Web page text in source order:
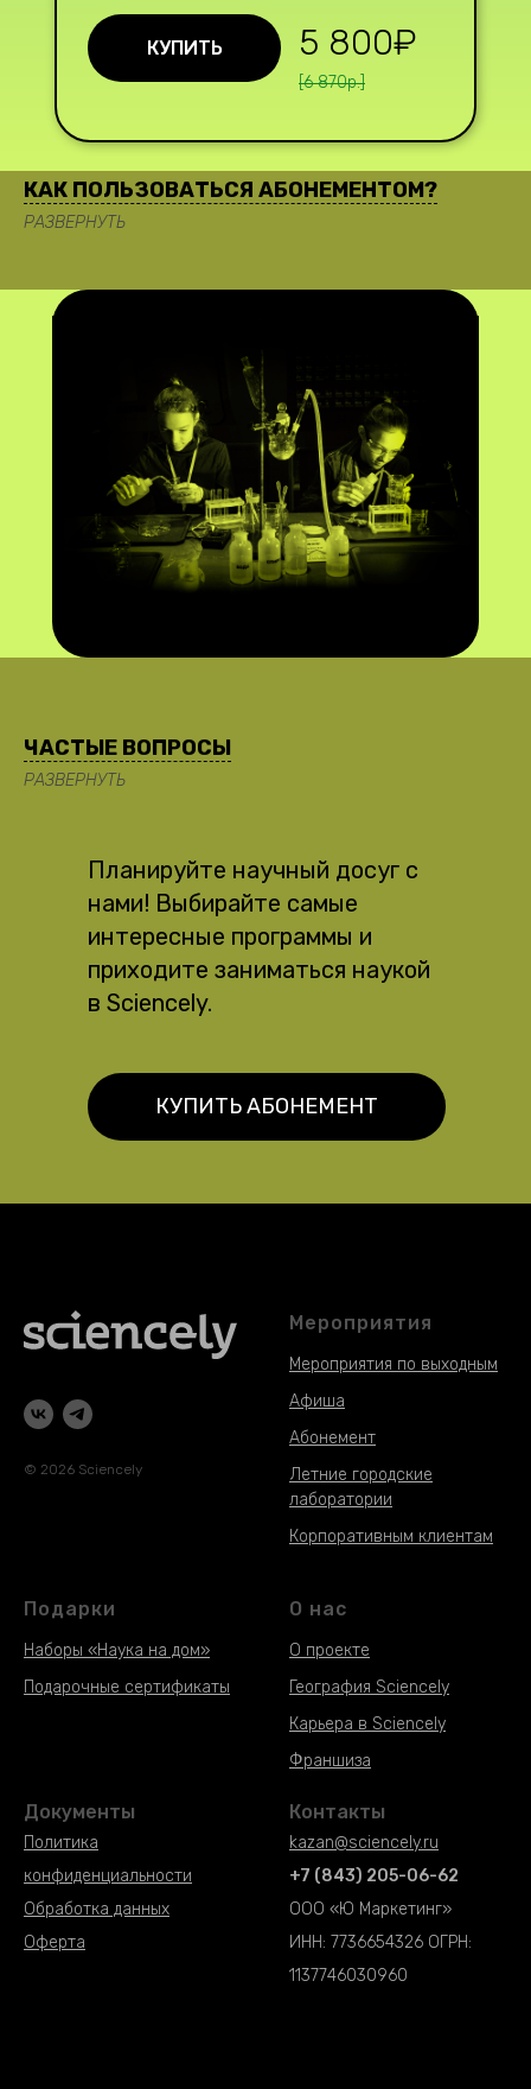
КУПИТЬ 5 800₽
[6 870р.]
КАК ПОЛЬЗОВАТЬСЯ АБОНЕМЕНТОМ?
РАЗВЕРНУТЬ
ЧАСТЫЕ ВОПРОСЫ
РАЗВЕРНУТЬ
Планируйте научный досуг с
нами! Выбирайте самые
интересные программы и
приходите заниматься наукой
в Sciencely.
КУПИТЬ АБОНЕМЕНТ
© 2026 Sciencely
Мероприятия
Мероприятия по выходным
Афиша
Абонемент
Летние городские
лаборатории
Корпоративным клиентам
Подарки
Наборы «Наука на дом»
Подарочные сертификаты
Документы
Политика
конфиденциальности
Обработка данных
Оферта
О нас
О проекте
География Sciencely
Карьера в Sciencely
Франшиза
Контакты
kazan@sciencely.ru
+7 (843) 205-06-62
ООО «Ю Маркетинг»
ИНН: 7736654326 ОГРН:
1137746030960